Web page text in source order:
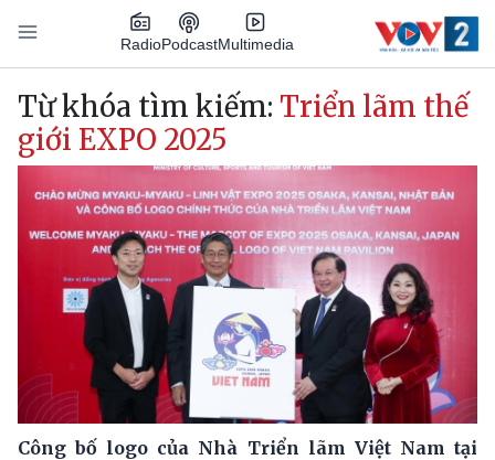
Nhảy đến nội dung
RadioPodcastMultimedia
Main navigation
Từ khóa tìm kiếm: Triển lãm thế
giới EXPO 2025
Công bố logo của Nhà Triển lãm Việt Nam tại